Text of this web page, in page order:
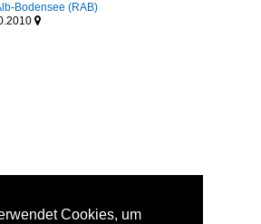
Bodensee (RAB)

Cookies, um